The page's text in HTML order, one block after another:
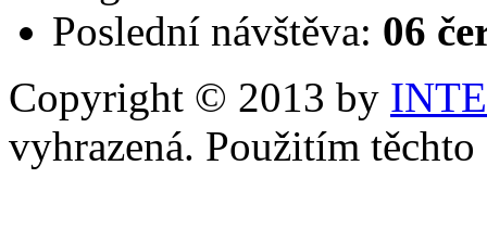
Poslední návštěva: 06
Copyright © 2013 by
vyhrazená. Použitím